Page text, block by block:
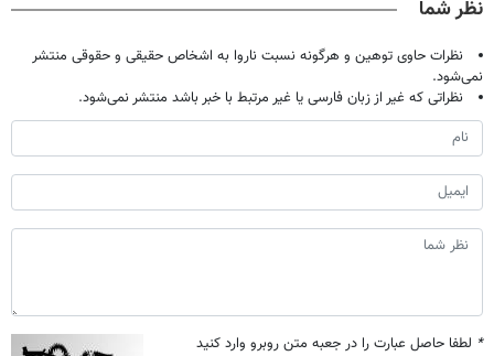
نظر شما
نظرات حاوی توهین و هرگونه نسبت ناروا به اشخاص حقیقی و حقوقی منتشر
نمی‌شود.
نظراتی که غیر از زبان فارسی یا غیر مرتبط با خبر باشد منتشر نمی‌شود.
* لطفا حاصل عبارت را در جعبه متن روبرو وارد کنید